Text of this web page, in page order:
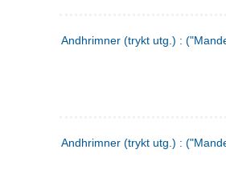
Andhrimner (trykt utg.) :
Andhrimner (trykt utg.) :